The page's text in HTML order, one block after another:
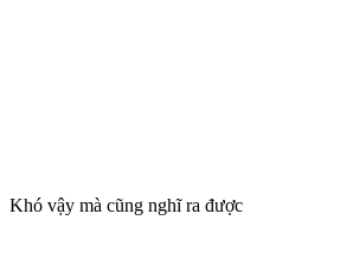
Khó vậy mà cũng nghĩ ra được